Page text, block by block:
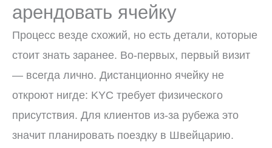
арендовать ячейку
Процесс везде схожий, но есть детали, которые
стоит знать заранее. Во-первых, первый визит
— всегда лично. Дистанционно ячейку не
откроют нигде: KYC требует физического
присутствия. Для клиентов из-за рубежа это
значит планировать поездку в Швейцарию.